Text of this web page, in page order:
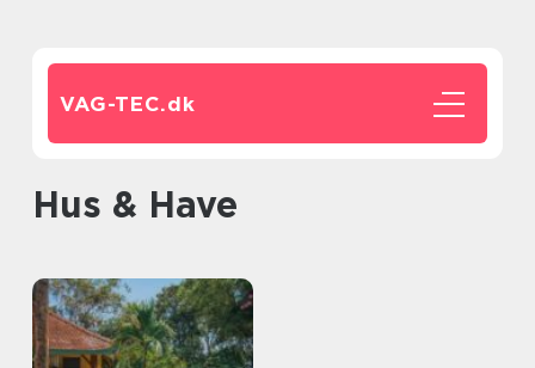
VAG-TEC.dk
Hus & Have